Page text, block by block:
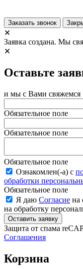
Заказать звонок
✕
Заявка создана. Мы
✕
Оставьте
и мы с Вами свяжемся
Обязательное поле
Обязательное поле
Обязательное поле
Ознакомлен(-a) с
обработки
Обязательное поле
Я даю Согласие на
на обработку
Оставить заявку
Защита от спама
Соглашения
Корзина